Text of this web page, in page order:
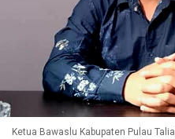
Ketua Bawaslu Kabupaten Pulau